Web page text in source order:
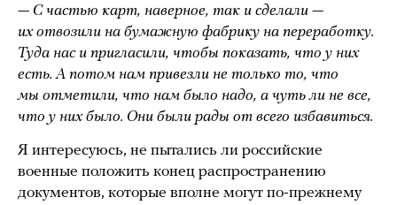
— С частью карт, наверное, так и сделали —
их отвозили на бумажную фабрику на переработку.
Туда нас и пригласили, чтобы показать, что у них
есть. А потом нам привезли не только то, что
мы отметили, что нам было надо, а чуть ли не все,
что у них было. Они были рады от всего избавиться.
Я интересуюсь, не пытались ли российские
военные положить конец распространению
документов, которые вполне могут по-прежнему